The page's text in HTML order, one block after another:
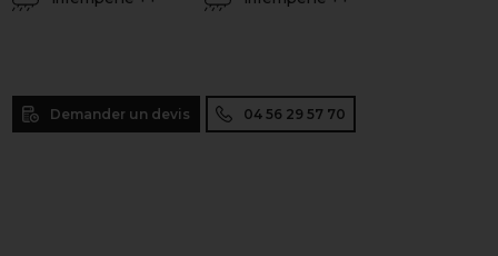
Demander un devis 04 56 29 57 70